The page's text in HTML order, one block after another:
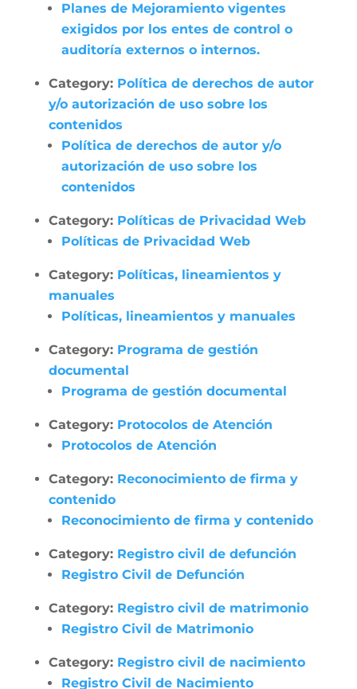
Planes de Mejoramiento vigentes
exigidos por los entes de control o
auditoría externos o internos.
Category: Política de derechos de autor
y/o autorización de uso sobre los
contenidos
Política de derechos de autor y/o
autorización de uso sobre los
contenidos
Category: Políticas de Privacidad Web
Políticas de Privacidad Web
Category: Políticas, lineamientos y
manuales
Políticas, lineamientos y manuales
Category: Programa de gestión
documental
Programa de gestión documental
Category: Protocolos de Atención
Protocolos de Atención
Category: Reconocimiento de firma y
contenido
Reconocimiento de firma y contenido
Category: Registro civil de defunción
Registro Civil de Defunción
Category: Registro civil de matrimonio
Registro Civil de Matrimonio
Category: Registro civil de nacimiento
Registro Civil de Nacimiento